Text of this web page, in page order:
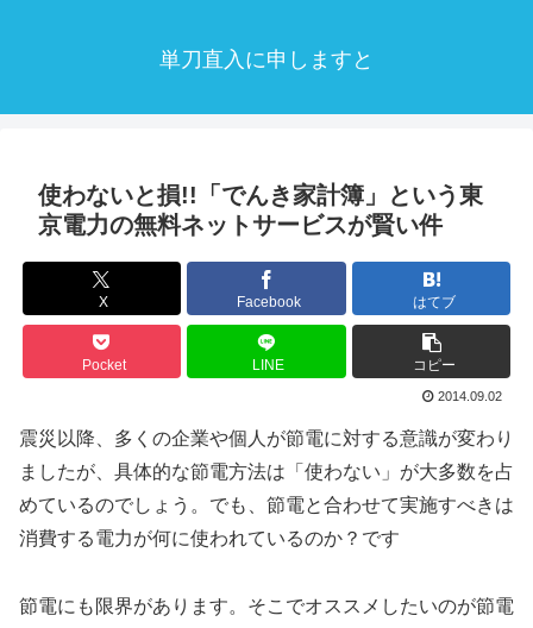
単刀直入に申しますと
使わないと損!!「でんき家計簿」という東
京電力の無料ネットサービスが賢い件
X Facebook はてブ
Pocket LINE コピー
2014.09.02
震災以降、多くの企業や個人が節電に対する意識が変わり
ましたが、具体的な節電方法は「使わない」が大多数を占
めているのでしょう。でも、節電と合わせて実施すべきは
消費する電力が何に使われているのか？です
節電にも限界があります。そこでオススメしたいのが節電